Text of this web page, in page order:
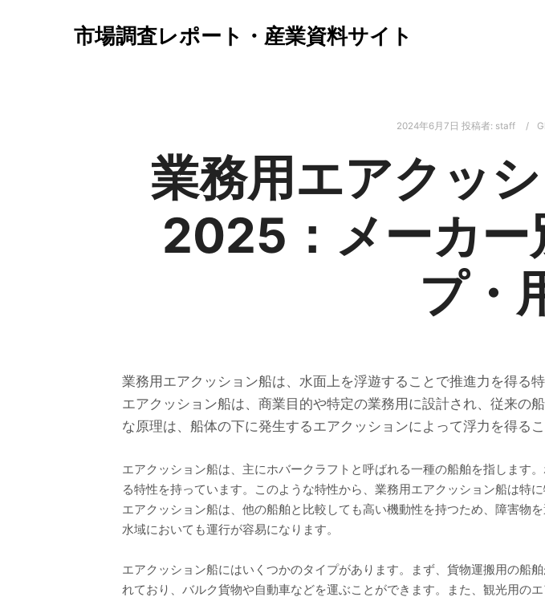
市場調査レポート・産業資料サイト
2024年6月7日 投稿者: staff
業務用エアクッ
2025：メーカー
プ・
業務用エアクッション船は、水面上を浮遊することで推進力を得る
エアクッション船は、商業目的や特定の業務用に設計され、従来の
な原理は、船体の下に発生するエアクッションによって浮力を得る
エアクッション船は、主にホバークラフトと呼ばれる一種の船舶を指します
る特性を持っています。このような特性から、業務用エアクッション船は特
エアクッション船は、他の船舶と比較しても高い機動性を持つため、障害物
水域においても運行が容易になります。
エアクッション船にはいくつかのタイプがあります。まず、貨物運搬用の船
れており、バルク貨物や自動車などを運ぶことができます。また、観光用の